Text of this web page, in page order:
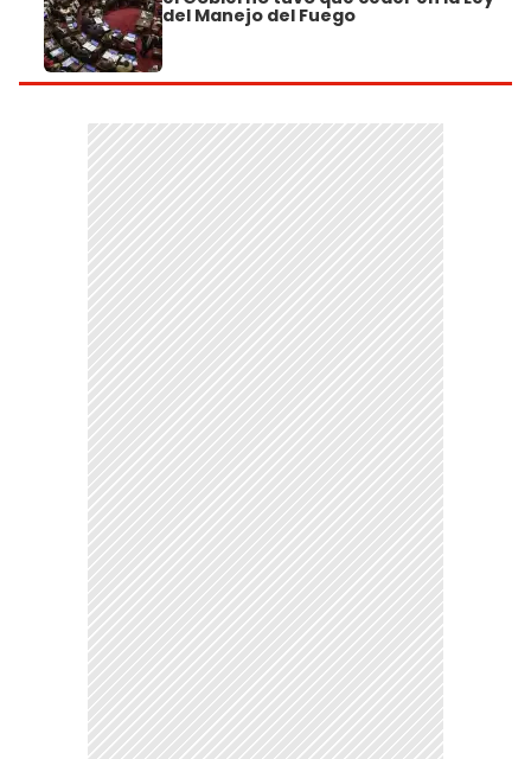
del Manejo del Fuego